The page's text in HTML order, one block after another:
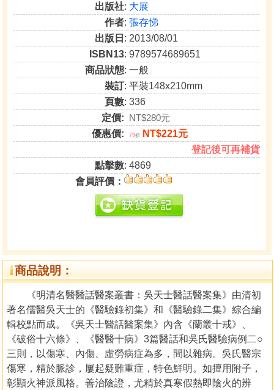
出版社: 大展
作者:張存悌
出版日 : 2013/08/01
ISBN13: 9789574689651
商品狀態: 一般
裝訂: 平裝148x210mm
頁數: 336
定價: NT$280元
優惠價:
79折
NT$221元
登記後可再補貨
點擊數: 4869
會員評價：
商品說明：
《明清名醫醫話醫案叢書：吳天士醫話醫案集》由清初
著名儒醫吳天士的《醫驗錄初集》和《醫驗錄二集》綜合編
輯校點而成。《吳天士醫話醫案集》內含《蘭叢十戒》、
《破俗十六條》、《醫醫十病》3篇醫話和吳氏醫驗病例二○
三則，以傷寒、內傷、虛勞病症為多，間以雜病。吳氏醫宗
傷寒，精於脈診，屢起疑難重症，特色鮮明。如擅用附子，
彰顯火神派風格。善治陰證，尤精於真寒假熱即陰火的辨